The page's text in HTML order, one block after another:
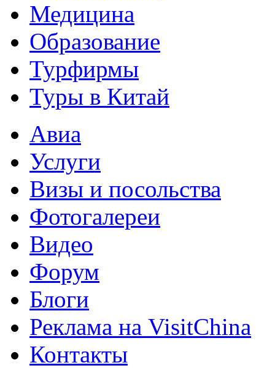
Медицина
Образование
Турфирмы
Туры в Китай
Авиа
Услуги
Визы и посольства
Фотогалереи
Видео
Форум
Блоги
Реклама на VisitChina
Контакты